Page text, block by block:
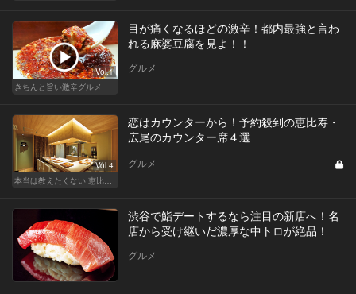
Vol.1
きちんと旨い激辛グルメ
目が痛くなるほどの激辛！都内最強と言わ
れる麻婆豆腐を見よ！！
グルメ
Vol.4
本当は教えたくない 恵比寿・広尾の名店15
恋はカウンターから！予約殺到の恵比寿・
広尾のカウンター席４選
グルメ
渋谷で鮨デートするなら注目の新店へ！名
店から受け継いだ濃厚な中トロが絶品！
グルメ